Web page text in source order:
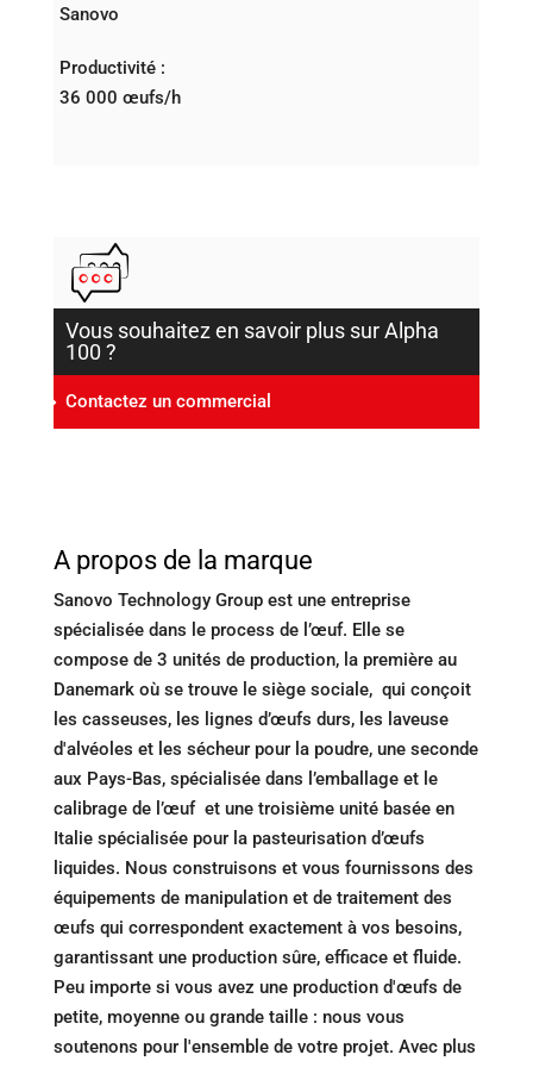
Sanovo
Productivité :
36 000 œufs/h
Vous souhaitez en savoir plus sur Alpha
100 ?
Contactez un commercial
A propos de la marque
Sanovo Technology Group est une entreprise
spécialisée dans le process de l’œuf. Elle se
compose de 3 unités de production, la première au
Danemark où se trouve le siège sociale, qui conçoit
les casseuses, les lignes d’œufs durs, les laveuse
d'alvéoles et les sécheur pour la poudre, une seconde
aux Pays-Bas, spécialisée dans l’emballage et le
calibrage de l’œuf et une troisième unité basée en
Italie spécialisée pour la pasteurisation d’œufs
liquides. Nous construisons et vous fournissons des
équipements de manipulation et de traitement des
œufs qui correspondent exactement à vos besoins,
garantissant une production sûre, efficace et fluide.
Peu importe si vous avez une production d'œufs de
petite, moyenne ou grande taille : nous vous
soutenons pour l'ensemble de votre projet. Avec plus